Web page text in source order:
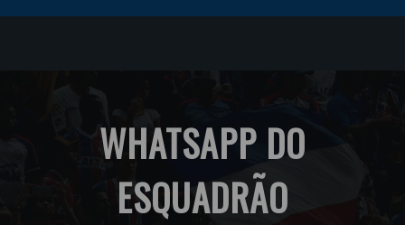
WHATSAPP DO
ESQUADRÃO